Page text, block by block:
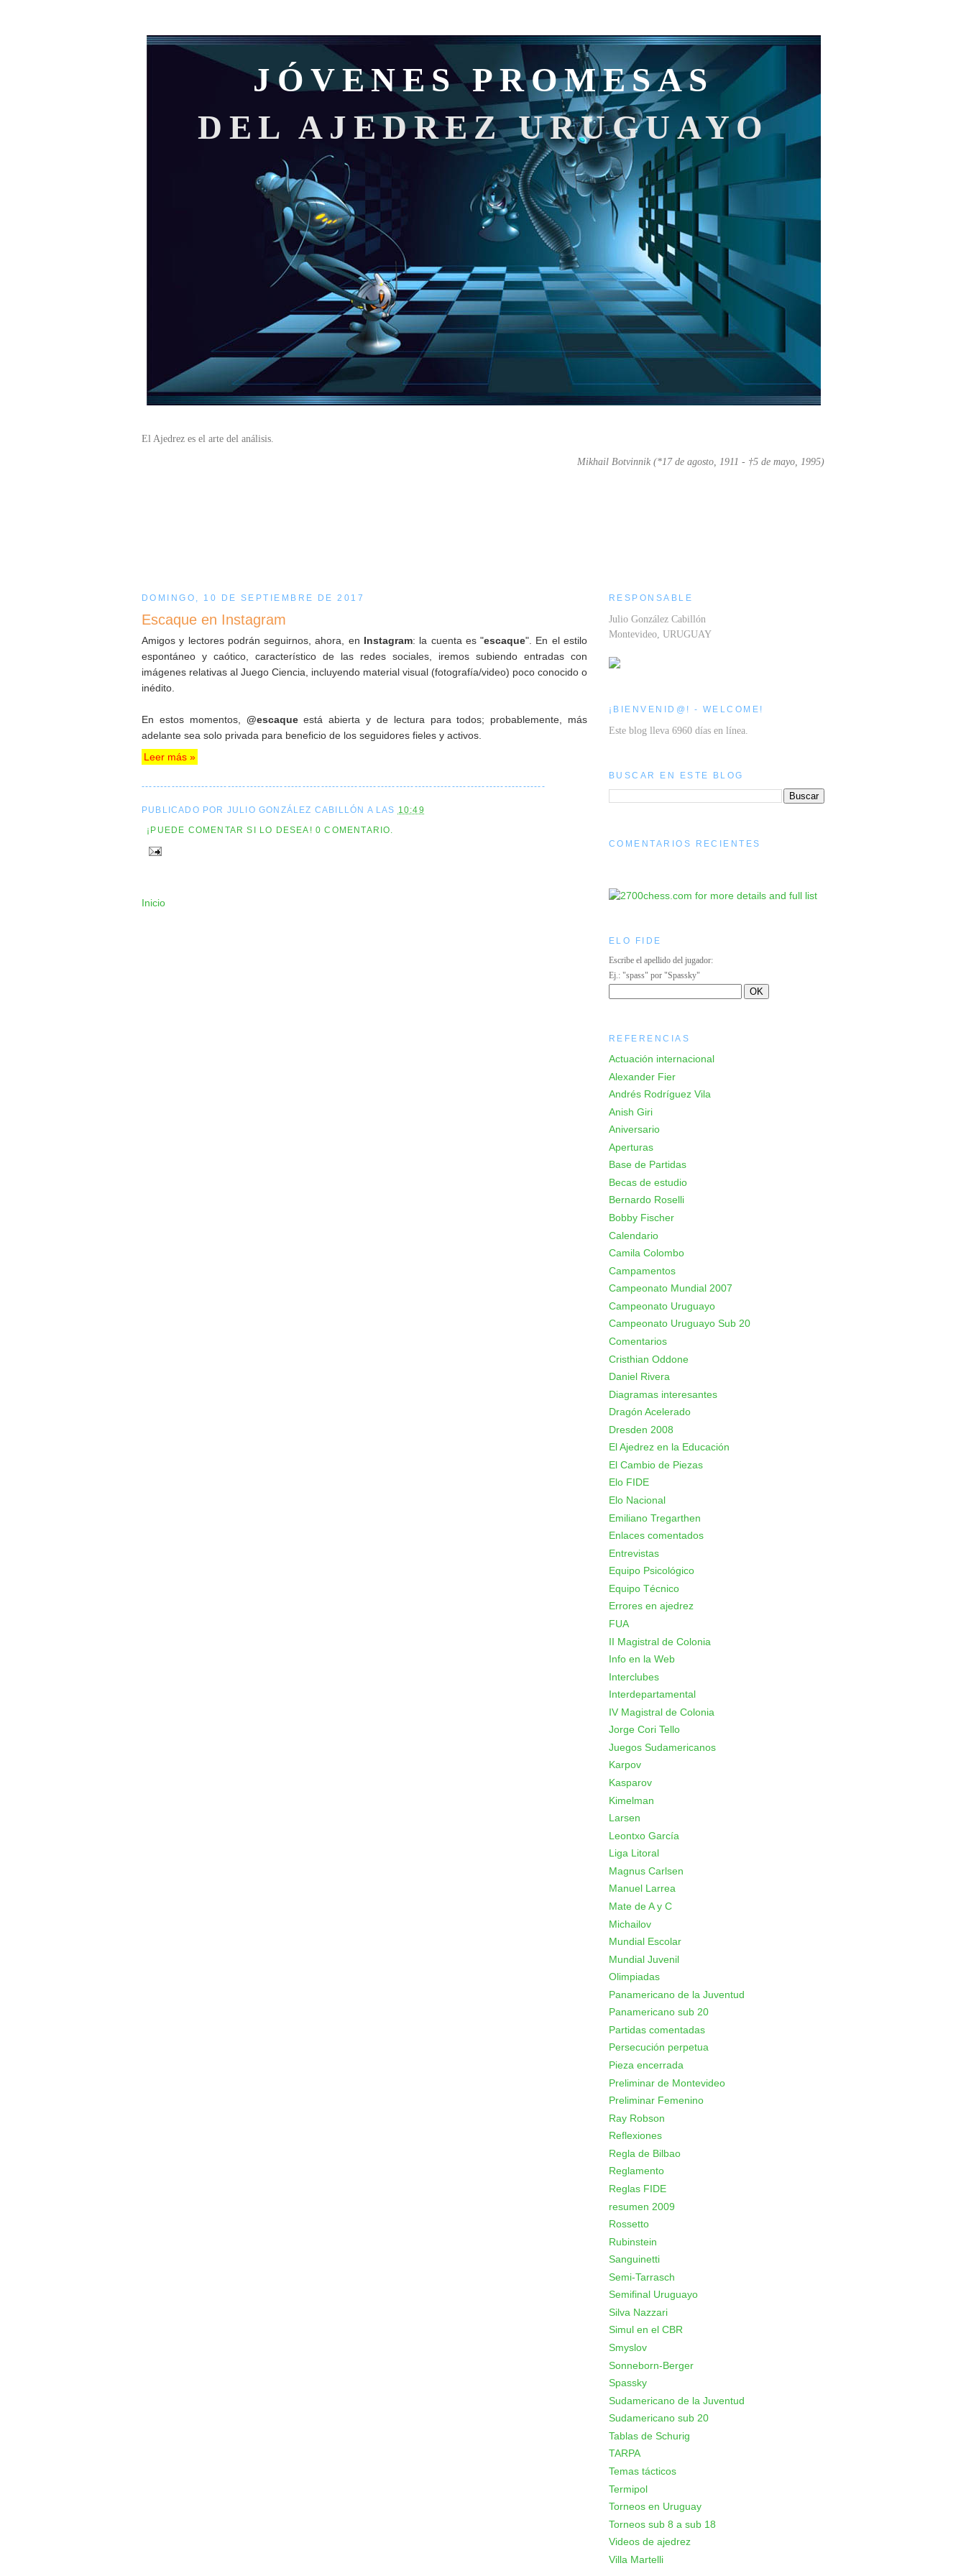
JÓVENES PROMESAS
DEL AJEDREZ URUGUAYO
El Ajedrez es el arte del análisis.
Mikhail Botvinnik (*17 de agosto, 1911 - †5 de mayo, 1995)
DOMINGO, 10 DE SEPTIEMBRE DE 2017
Escaque en Instagram
Amigos y lectores podrán seguirnos, ahora, en Instagram: la cuenta es "escaque". En el estilo
espontáneo y caótico, característico de las redes sociales, iremos subiendo entradas con
imágenes relativas al Juego Ciencia, incluyendo material visual (fotografía/video) poco conocido o
inédito.
En estos momentos, @escaqueestá abierta y de lectura para todos; probablemente, más
adelante sea solo privada para beneficio de los seguidores fieles y activos.
Leer más »
------------------------------------------------------------------------------------------------------------
PUBLICADO POR JULIO GONZÁLEZ CABILLÓN A LAS 10:49
¡PUEDE COMENTAR SI LO DESEA! 0 COMENTARIO.
Inicio
RESPONSABLE
Julio González Cabillón
Montevideo, URUGUAY
¡BIENVENID@! - WELCOME!
Este blog lleva 6960 días en línea.
BUSCAR EN ESTE BLOG
COMENTARIOS RECIENTES
ELO FIDE
Escribe el apellido del jugador:
Ej.: "spass" por "Spassky"
REFERENCIAS
Actuación internacional
Alexander Fier
Andrés Rodríguez Vila
Anish Giri
Aniversario
Aperturas
Base de Partidas
Becas de estudio
Bernardo Roselli
Bobby Fischer
Calendario
Camila Colombo
Campamentos
Campeonato Mundial 2007
Campeonato Uruguayo
Campeonato Uruguayo Sub 20
Comentarios
Cristhian Oddone
Daniel Rivera
Diagramas interesantes
Dragón Acelerado
Dresden 2008
El Ajedrez en la Educación
El Cambio de Piezas
Elo FIDE
Elo Nacional
Emiliano Tregarthen
Enlaces comentados
Entrevistas
Equipo Psicológico
Equipo Técnico
Errores en ajedrez
FUA
II Magistral de Colonia
Info en la Web
Interclubes
Interdepartamental
IV Magistral de Colonia
Jorge Cori Tello
Juegos Sudamericanos
Karpov
Kasparov
Kimelman
Larsen
Leontxo García
Liga Litoral
Magnus Carlsen
Manuel Larrea
Mate de A y C
Michailov
Mundial Escolar
Mundial Juvenil
Olimpiadas
Panamericano de la Juventud
Panamericano sub 20
Partidas comentadas
Persecución perpetua
Pieza encerrada
Preliminar de Montevideo
Preliminar Femenino
Ray Robson
Reflexiones
Regla de Bilbao
Reglamento
Reglas FIDE
resumen 2009
Rossetto
Rubinstein
Sanguinetti
Semi-Tarrasch
Semifinal Uruguayo
Silva Nazzari
Simul en el CBR
Smyslov
Sonneborn-Berger
Spassky
Sudamericano de la Juventud
Sudamericano sub 20
Tablas de Schurig
TARPA
Temas tácticos
Termipol
Torneos en Uruguay
Torneos sub 8 a sub 18
Videos de ajedrez
Villa Martelli